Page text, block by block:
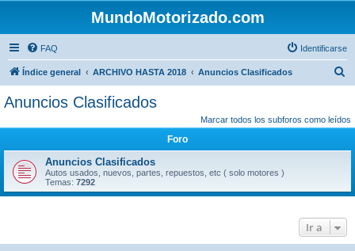
MundoMotorizado.com
FAQ Identificarse
Índice general ARCHIVO HASTA 2018 Anuncios Clasificados
c
Anuncios Clasificados
Marcar todos los subforos como leídos
Foro
Anuncios Clasificados
Autos usados, nuevos, partes, repuestos, etc ( solo motores )
Temas: 7292
Ir a